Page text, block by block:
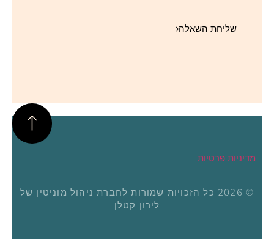
שליחת השאלה
© 2026 כל הזכויות שמורות לחברת ניהול מוניטין של
לירון קטלן
מדיניות פרטיות